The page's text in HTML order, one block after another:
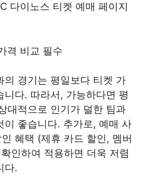
다이노스 티켓 예매 페이지
격 비교 필수
의 경기는 평일보다 티켓 가
니다. 따라서, 가능하다면 평
대적으로 인기가 덜한 팀과
이 좋습니다. 추가로, 예매 사
혜택 (제휴 카드 할인, 멤버
인하여 적용하면 더욱 저렴
다.